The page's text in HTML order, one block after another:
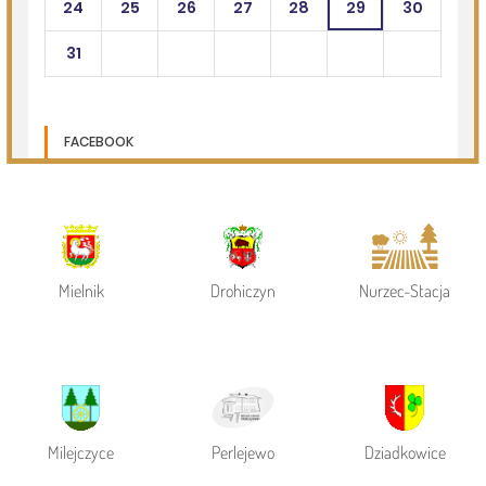
Page 1 of 6
Powiat Siemiatycki
Mielnik Drohiczyn Nurzec-Stacja
Milejczyce Perlejewo Dziadkowice